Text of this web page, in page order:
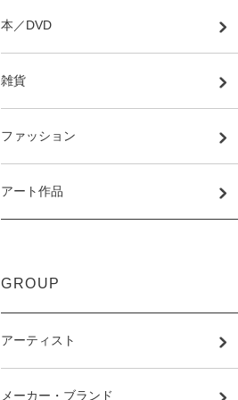
本／DVD
雑貨
ファッション
アート作品
GROUP
アーティスト
メーカー・ブランド